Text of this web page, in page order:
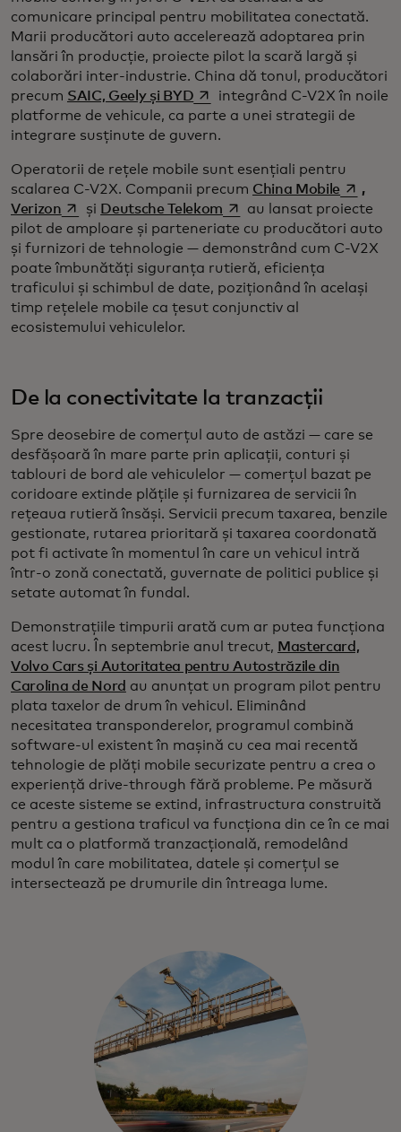
comunicare principal pentru mobilitatea conectată.
Marii producători auto accelerează adoptarea prin
lansări în producție, proiecte pilot la scară largă și
colaborări inter-industrie. China dă tonul, producători
precum SAIC, Geely și BYDopens in a new tab
integrând C-V2X în noile
platforme de vehicule, ca parte a unei strategii de
integrare susținute de guvern.
Operatorii de rețele mobile sunt esențiali pentru
scalarea C-V2X. Companii precum China Mobile opens
,
Verizonopens in a new tab
și Deutsche Telekom opens in a new tab
au lansat proiecte
pilot de amploare și parteneriate cu producători auto
și furnizori de tehnologie — demonstrând cum C-V2X
poate îmbunătăți siguranța rutieră, eficiența
traficului și schimbul de date, poziționând în același
timp rețelele mobile ca țesut conjunctiv al
ecosistemului vehiculelor.
De la conectivitate la tranzacții
Spre deosebire de comerțul auto de astăzi — care se
desfășoară în mare parte prin aplicații, conturi și
tablouri de bord ale vehiculelor — comerțul bazat pe
coridoare extinde plățile și furnizarea de servicii în
rețeaua rutieră însăși. Servicii precum taxarea, benzile
gestionate, rutarea prioritară și taxarea coordonată
pot fi activate în momentul în care un vehicul intră
într-o zonă conectată, guvernate de politici publice și
setate automat în fundal.
Demonstrațiile timpurii arată cum ar putea funcționa
acest lucru. În septembrie anul trecut, Mastercard,
Volvo Cars și Autoritatea pentru Autostrăzile din
Carolina de Nord au anunțat un program pilot pentru
plata taxelor de drum în vehicul. Eliminând
necesitatea transponderelor, programul combină
software-ul existent în mașină cu cea mai recentă
tehnologie de plăți mobile securizate pentru a crea o
experiență drive-through fără probleme. Pe măsură
ce aceste sisteme se extind, infrastructura construită
pentru a gestiona traficul va funcționa din ce în ce mai
mult ca o platformă tranzacțională, remodelând
modul în care mobilitatea, datele și comerțul se
intersectează pe drumurile din întreaga lume.